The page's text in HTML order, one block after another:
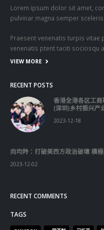
Lorem ipsum dolor sit amet,
pulvinar magna semper
Praesent venenatis turpis vitae
venenatis ptent taciti sociosqu
VIEW MORE
RECENT POSTS
香港全港各区工
(深圳)乡村振兴产
2023-12-18
向均羚：打破美西方政治破壞 積
2023-12-02
RECENT COMMENTS
TAGS